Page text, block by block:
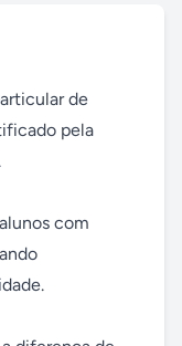
de
pela
com